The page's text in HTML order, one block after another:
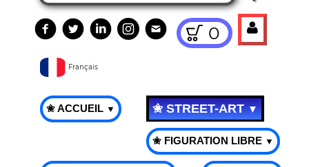
0
Français
✬ ACCUEIL ▼ ✬ STREET-ART▼
✬ FIGURATION LIBRE ▼